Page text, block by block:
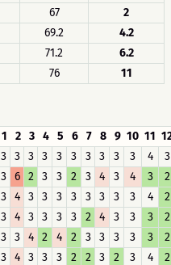
67
2
69.2
4.2
71.2
6.2
76 11
1 2 3 4 5 6 7 8 9 10 11
3 3 3 3 3 3 3 3 3 3 4
3
3 6 2 3 3 2 3 4 3 4 3
2
3 4 3 3 3 3 3 3 3 3 4
2
3 4 3 3 3 3 2 4 3 3 3
2
3 3 4 2 4 2 3 3 3 3 3
2
3 4 3 3 3 2 2 3 2 3 4
2